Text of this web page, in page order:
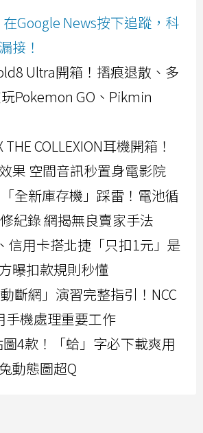
Google News按下追蹤，科
接！
Ultra開箱！摺痕退散、多
Pokemon GO、Pikmin
COLLEXION耳機開箱！
果 空間音訊秒置身電影院
全新庫存機」踩雷！電池循
紀錄 網揭無良賣家手法
信用卡搭北捷「只扣1元」是
曝扣款規則秒懂
斷網」演習完整指引！NCC
手機處理重要工作
圖4款！「蛤」字必下載爽用
動態圖超Q